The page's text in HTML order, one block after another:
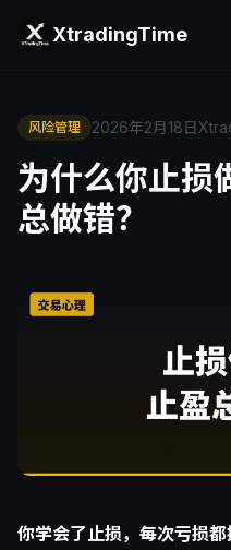
XtradingTime
风险管理 2026年2月18日
为什么你止损
总做错？
你学会了止损，每次亏损